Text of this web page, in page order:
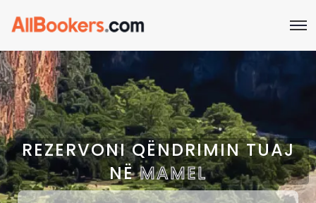
REZERVONI QËNDRIMIN TUAJ
NËMAMEL